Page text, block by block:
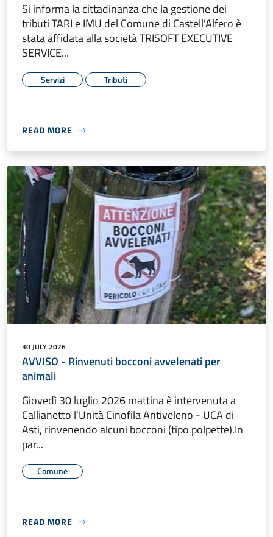
Si informa la cittadinanza che la gestione dei
tributi TARI e IMU del Comune di Castell'Alfero è
stata affidata alla società TRISOFT EXECUTIVE
SERVICE...
Servizi Tributi
READ MORE
30 JULY 2026
AVVISO - Rinvenuti bocconi avvelenati per
animali
Giovedì 30 luglio 2026 mattina è intervenuta a
Callianetto l'Unità Cinofila Antiveleno - UCA di
Asti, rinvenendo alcuni bocconi (tipo polpette).In
par...
Comune
READ MORE